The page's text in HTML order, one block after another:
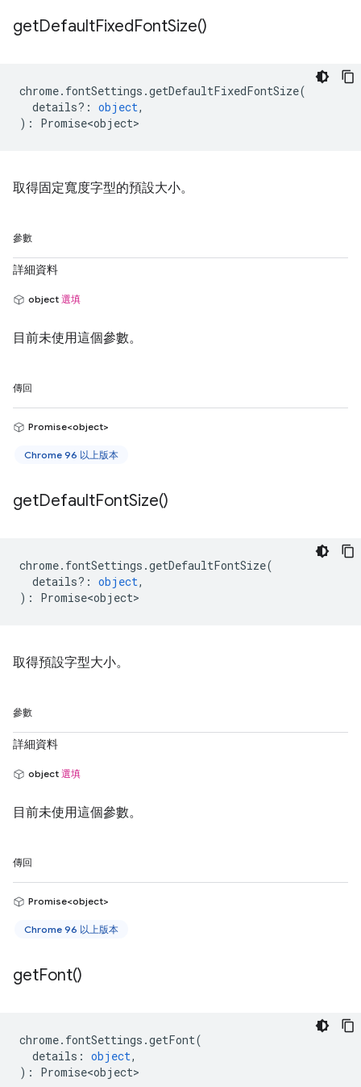
getDefaultFixedFontSize()
chrome. fontSettings .getDefaultFixedFontSize(
details? : object,
) : Promise<object>
取得固定寬度字型的預設大小。
參數
詳細資料
object 選填
目前未使用這個參數。
傳回
Promise<object>
Chrome 96 以上版本
getDefaultFontSize()
chrome. fontSettings .getDefaultFontSize(
details? : object,
) : Promise<object>
取得預設字型大小。
參數
詳細資料
object 選填
目前未使用這個參數。
傳回
Promise<object>
Chrome 96 以上版本
getFont()
chrome. fontSettings .getFont(
details : object,
) : Promise<object>